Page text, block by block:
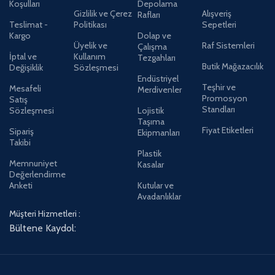
Koşulları
Teslimat -
Kargo
İptal ve
Değişiklik
Mesafeli
Satış
Sözleşmesi
Sipariş
Takibi
Memnuniyet
Değerlendirme
Anketi
Gizlilik ve Çerez
Politikası
Üyelik ve
Kullanım
Sözleşmesi
Depolama
Rafları
Dolap ve
Çalışma
Tezgahları
Endüstriyel
Merdivenler
Lojistik
Taşıma
Ekipmanları
Plastik
Kasalar
Kutular ve
Avadanlıklar
Alışveriş
Sepetleri
Raf Sistemleri
Butik Mağazacılık
Teşhir ve
Promosyon
Standları
Fiyat Etiketleri
Müşteri Hizmetleri :
Bültene Kaydol: